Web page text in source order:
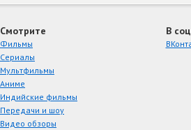
Смотрите
Фильмы
Сериалы
Мультфильмы
Аниме
Индийские фильмы
Передачи и шоу
Видео обзоры
В